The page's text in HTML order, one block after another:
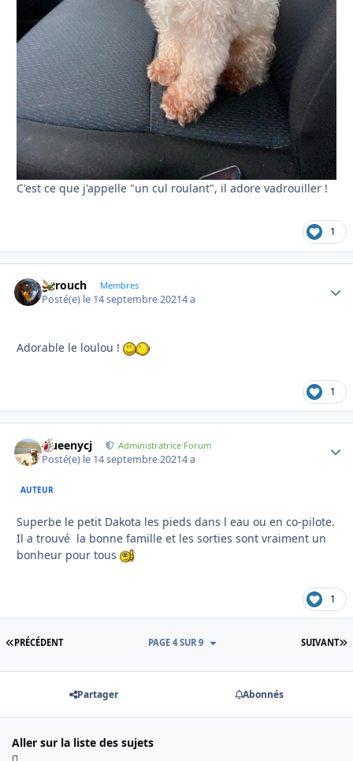
C'est ce que j'appelle "un cul roulant", il adore vadrouiller !
1
garouch Membres
Posté(e) le 14 septembre 20214 a
Adorable le loulou !
1
Queenycj Administratrice Forum
Posté(e) le 14 septembre 20214 a
AUTEUR
Superbe le petit Dakota les pieds dans l eau ou en co-pilote.
Il a trouvé la bonne famille et les sorties sont vraiment un
bonheur pour tous
1
PREMIÈRE PAGE
PRÉCÉDENT SUIVANT
PAGE 4 SUR 9
Partager Abonnés
Aller sur la liste des sujets